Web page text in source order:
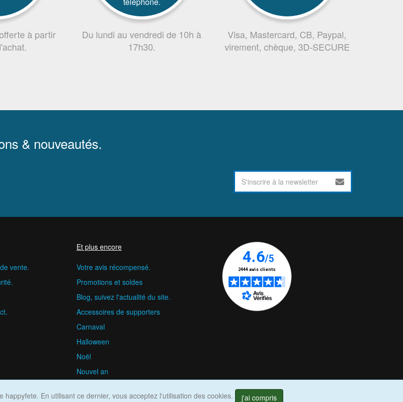
à partir
Du lundi au vendredi de 10h à
17h30.
Visa, Mastercard, CB, Paypal,
virement, chèque, 3D-SECURE
& nouveautés.
vente.
Et plus encore
Votre avis récompensé.
Promotions et soldes
Blog, suivez l'actualité du site.
Accessoires de supporters
Carnaval
Halloween
Noël
Nouvel an
En utilisant ce dernier, vous acceptez l'utilisation des cookies.
j'ai compris